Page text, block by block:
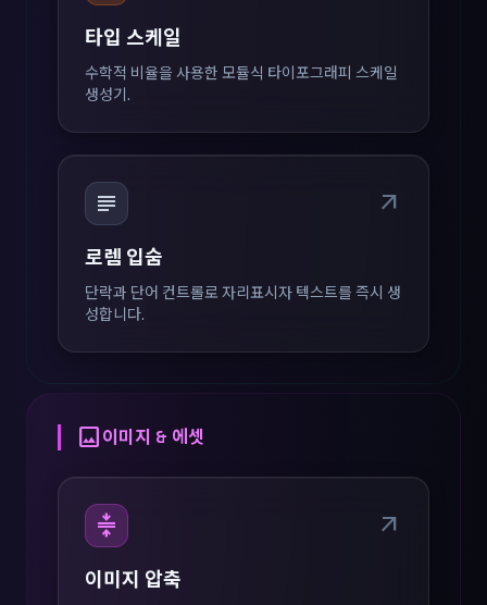
타입 스케일
수학적 비율을 사용한 모듈식 타이포그래피 스케일
생성기.
subject arrow_outward
로렘 입숨
단락과 단어 컨트롤로 자리표시자 텍스트를 즉시 생
성합니다.
image이미지 & 에셋
compress arrow_outward
이미지 압축